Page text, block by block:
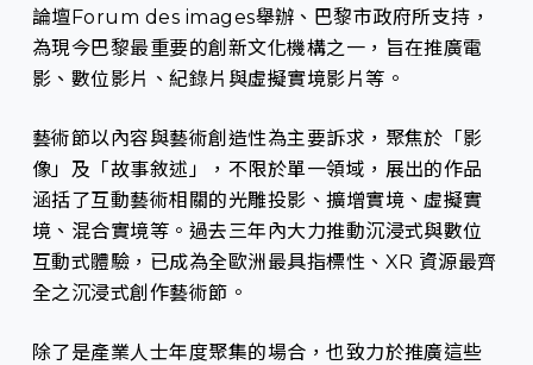
論壇Forum des images舉辦、巴黎市政府所支持，
為現今巴黎最重要的創新文化機構之一，旨在推廣電
影、數位影片、紀錄片與虛擬實境影片等。
藝術節以內容與藝術創造性為主要訴求，聚焦於「影
像」及「故事敘述」，不限於單一領域，展出的作品
涵括了互動藝術相關的光雕投影、擴增實境、虛擬實
境、混合實境等。過去三年內大力推動沉浸式與數位
互動式體驗，已成為全歐洲最具指標性、XR 資源最齊
全之沉浸式創作藝術節。
除了是產業人士年度聚集的場合，也致力於推廣這些